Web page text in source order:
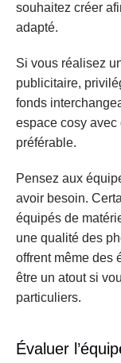
souhaitez créer
adapté.
Si vous réalisez
publicitaire,
fonds
espace cosy
préférable.
Pensez aux
avoir besoin.
équipés de
une qualité des
offrent même des
être un atout si
particuliers.
Évaluer